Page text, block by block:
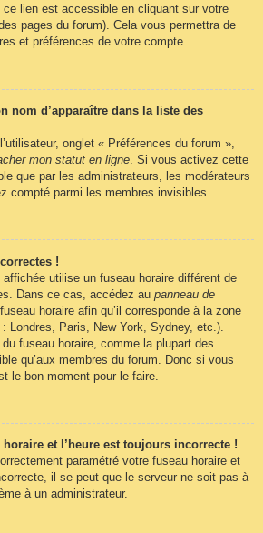
lien est accessible en cliquant sur votre
pages du forum). Cela vous permettra de
et préférences de votre compte.
nom d’apparaître dans la liste des
onglet « Préférences du forum »,
mon statut en ligne . Si vous activez cette
que par les administrateurs, les modérateurs
compté parmi les membres invisibles.
!
affichée utilise un fuseau horaire différent de
Dans ce cas, accédez au panneau de
horaire afin qu’il corresponde à la zone
Londres, Paris, New York, Sydney, etc.).
fuseau horaire, comme la plupart des
qu’aux membres du forum. Donc si vous
le bon moment pour le faire.
horaire et l’heure est toujours incorrecte !
paramétré votre fuseau horaire et
il se peut que le serveur ne soit pas à
à un administrateur.